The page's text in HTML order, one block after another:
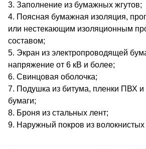
3. Заполнение из бумажных жгутов;
4. Поясная бумажная изоляция,
или нестекающим изоляционным
составом;
5. Экран из электропроводящей
напряжение от 6 кВ и более;
6. Свинцовая оболочка;
7. Подушка из битума, пленки ПВХ и
бумаги;
8. Броня из стальных лент;
9. Наружный покров из